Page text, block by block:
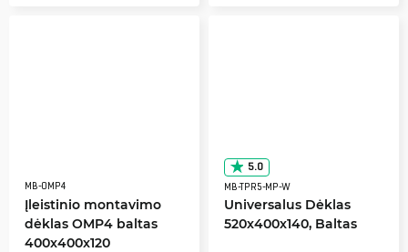
MB-OMP4
Įleistinio montavimo
dėklas OMP4 baltas
400x400x120
5.0
MB-TPR5-MP-W
Universalus Dėklas
520x400x140, Baltas